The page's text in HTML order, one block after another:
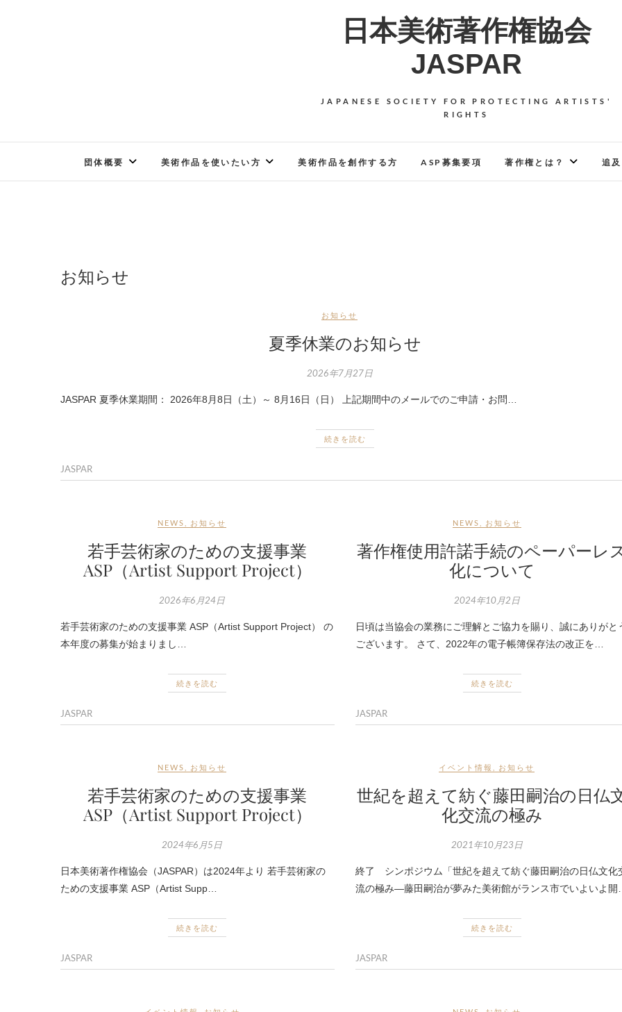
日本美術著作権協会
JASPAR
JAPANESE SOCIETY FOR PROTECTING ARTISTS'
RIGHTS
団体概要 美術作品を使いたい方 美術作品を創作する方 ASP募集要項 著作権とは？ 追
お知らせ
お知らせ
夏季休業のお知らせ
2026年7月27日
JASPAR 夏季休業期間： 2026年8月8日（土）～ 8月16日（日） 上記期間中のメールでのご申請・お問…
続きを読む
JASPAR
NEWS お知らせ
若手芸術家のための支援事業
ASP（Artist Support Project）
2026年6月24日
若手芸術家のための支援事業 ASP（Artist Support Project） の
本年度の募集が始まりまし…
続きを読む
JASPAR
NEWS お知らせ
著作権使用許諾手続のペーパーレ
化について
2024年10月2日
日頃は当協会の業務にご理解とご協力を賜り、誠にありがと
ございます。 さて、2022年の電子帳簿保存法の改正を…
続きを読む
JASPAR
NEWS お知らせ
若手芸術家のための支援事業
ASP（Artist Support Project）
2024年6月5日
日本美術著作権協会（JASPAR）は2024年より 若手芸術家の
ための支援事業 ASP（Artist Supp…
続きを読む
JASPAR
イベント情報 お知らせ
世紀を超えて紡ぐ藤田嗣治の日仏
化交流の極み
2021年10月23日
終了 シンポジウム「世紀を超えて紡ぐ藤田嗣治の日仏文化
流の極み―藤田嗣治が夢みた美術館がランス市でいよいよ
続きを読む
JASPAR